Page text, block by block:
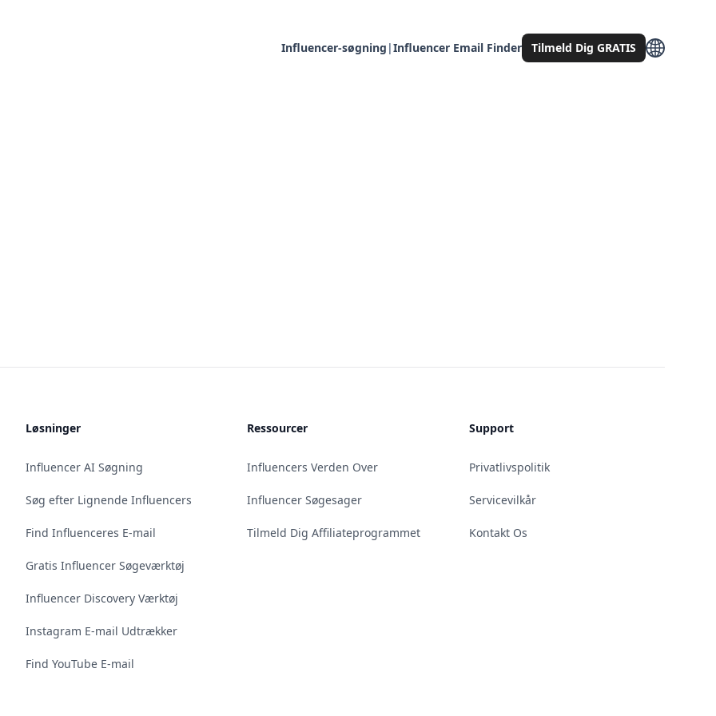
Influencer-søgning |Influencer Email Finder Tilmeld Dig GRATIS
Løsninger
Influencer AI Søgning
Søg efter Lignende Influencers
Find Influenceres E-mail
Gratis Influencer Søgeværktøj
Influencer Discovery Værktøj
Instagram E-mail Udtrækker
Find YouTube E-mail
Ressourcer
Influencers Verden Over
Influencer Søgesager
Tilmeld Dig Affiliateprogrammet
Support
Privatlivspolitik
Servicevilkår
Kontakt Os